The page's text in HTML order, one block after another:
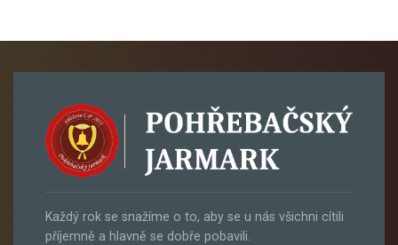
Každý rok se snažíme o to, aby se u nás všichni cítili
příjemně a hlavně se dobře pobavili.